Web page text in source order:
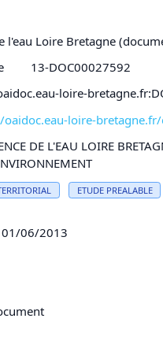
l'eau Loire Bretagne
13-DOC00027592
loire-
loire-
DE L'EAU LOIRE
ETUDE PREALABLE
01/06/2013